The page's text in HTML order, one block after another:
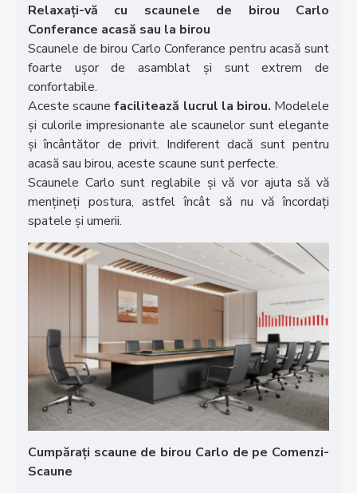
Relaxați-vă cu scaunele de birou Carlo
Conferance acasă sau la birou
Scaunele de birou Carlo Conferance pentru acasă sunt
foarte ușor de asamblat și sunt extrem de
confortabile.
Aceste scaunefacilitează lucrul la birou. Modelele
și culorile impresionante ale scaunelor sunt elegante
și încântător de privit. Indiferent dacă sunt pentru
acasă sau birou, aceste scaune sunt perfecte.
Scaunele Carlo sunt reglabile și vă vor ajuta să vă
mențineți postura, astfel încât să nu vă încordați
spatele și umerii.
Cumpărați scaune de birou Carlo de pe Comenzi-
Scaune